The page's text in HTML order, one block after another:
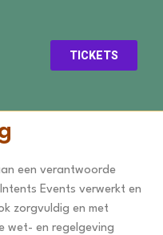
TICKETS
een verantwoorde
Events verwerkt en
zorgvuldig en met
wet- en regelgeving